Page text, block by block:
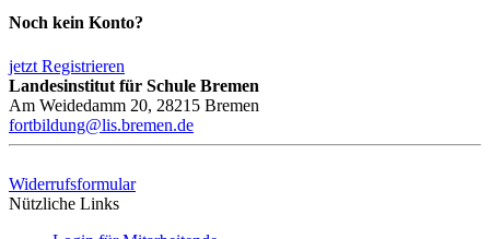
Noch kein Konto?
jetzt Registrieren
Landesinstitut für Schule Bremen
Am Weidedamm 20, 28215 Bremen
fortbildung@lis.bremen.de
Widerrufsformular
Nützliche Links